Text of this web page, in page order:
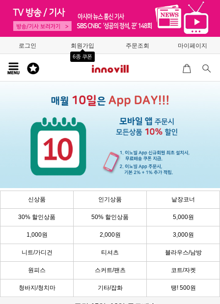
로그인 회원가입
6종 쿠폰
주문조회 마이페이지
신상품 인기상품 낱장코너
30% 할인상품 50% 할인상품 5,000원
1,000원 2,000원 3,000원
니트/가디건 티셔츠 블라우스/남방
원피스 스커트/팬츠 코트/자켓
청바지/청치마 기타/잡화 땡! 500원